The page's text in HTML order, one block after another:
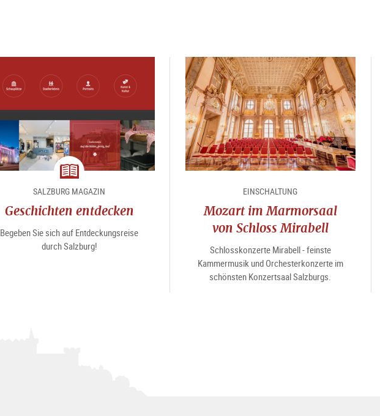
Magazin
SALZBURG MAGAZIN
Geschichten entdecken
Begeben Sie sich auf Entdeckungsreise
durch Salzburg!
EINSCHALTUNG
Mozart im Marmorsaal
von Schloss Mirabell
Schlosskonzerte Mirabell - feinste
Kammermusik und Orchesterkonzerte im
schönsten Konzertsaal Salzburgs.